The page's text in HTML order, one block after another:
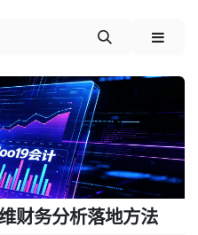
财务分析落地方法